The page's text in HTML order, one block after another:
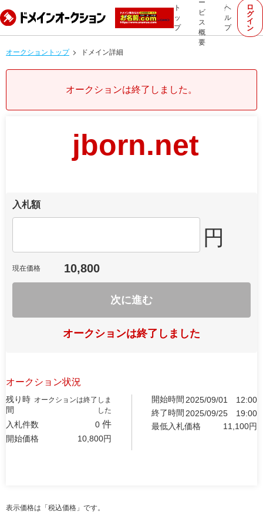
ト
ッ
プ
ー
ビ
ス
概
要
ヘ
ル
プ
ロ
グ
イ
ン
オークショントップ ドメイン詳細
オークションは終了しました。
jborn.net
入札額
円
現在価格 10,800
次に進む
オークションは終了しました
オークション状況
残り時
間
オークションは終了しま
した
入札件数 0 件
開始価格 10,800円
開始時間 2025/09/01
12:00
終了時間 2025/09/25
19:00
最低入札価格
11,100円
表示価格は「税込価格」です。